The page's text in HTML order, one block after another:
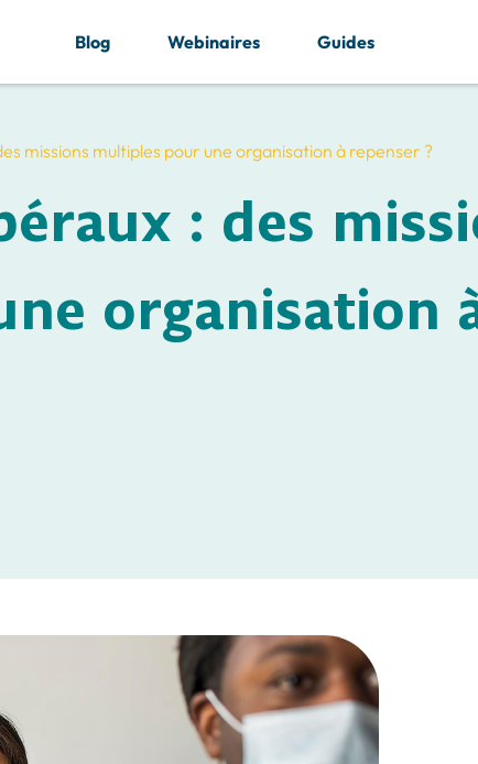
missions multiples pour une organisation à repenser ?
: des
organisation
Blog Webinaires Guides